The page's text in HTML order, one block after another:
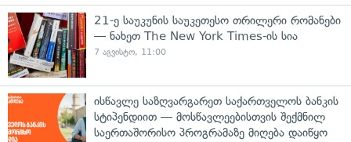
21-ე საუკუნის საუკეთესო თრილერი რომანები
— ნახეთ The New York Times-ის სია
7 აგვისტო, 11:00
ისწავლე საზღვარგარეთ საქართველოს ბანკის
სტიპენდიით — მოსწავლეებისთვის შექმნილ
საერთაშორისო პროგრამაზე მიღება დაიწყო